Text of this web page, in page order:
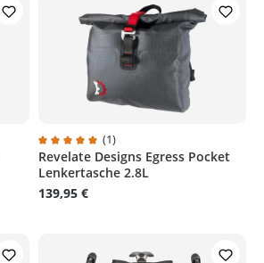
5 von 5 Sternen
Durchschnittliche Bewertung von 5
(1)
Revelate Designs Egress Pocket
Lenkertasche 2.8L
139,95 €